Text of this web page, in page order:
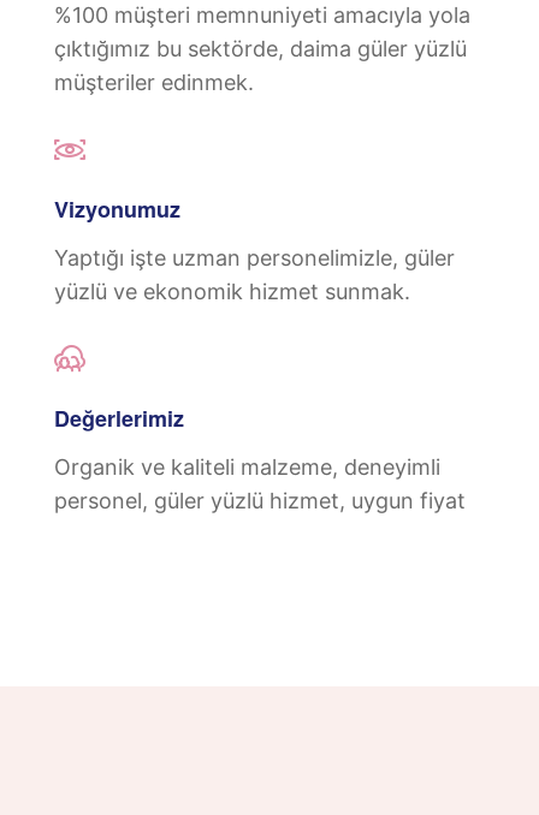
%100 müşteri memnuniyeti amacıyla yola
çıktığımız bu sektörde, daima güler yüzlü
müşteriler edinmek.
Vizyonumuz
Yaptığı işte uzman personelimizle, güler
yüzlü ve ekonomik hizmet sunmak.
Değerlerimiz
Organik ve kaliteli malzeme, deneyimli
personel, güler yüzlü hizmet, uygun fiyat